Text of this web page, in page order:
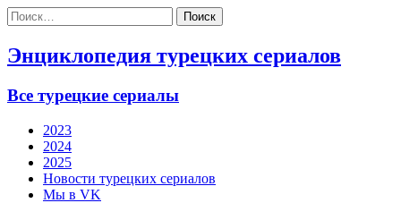
Найти:
Энциклопедия турецких сериалов
Все турецкие сериалы
2023
2024
2025
Новости турецких сериалов
Мы в VK